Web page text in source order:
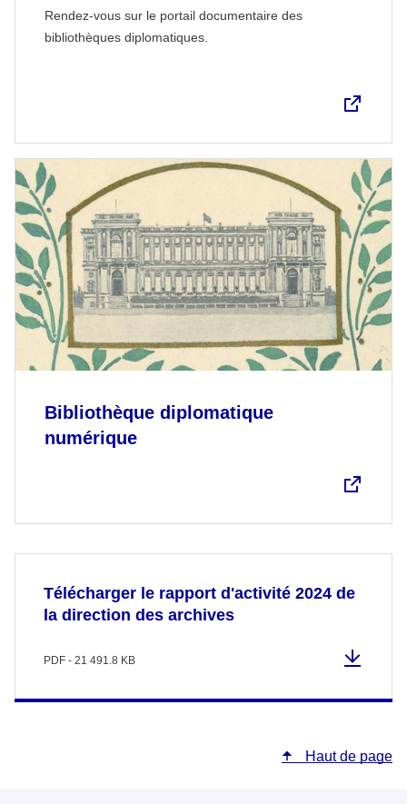
Rendez-vous sur le portail documentaire des
bibliothèques diplomatiques.
Bibliothèque diplomatique
numérique
Télécharger le rapport d'activité 2024 de
la direction des archives
PDF - 21 491.8 KB
Haut de page